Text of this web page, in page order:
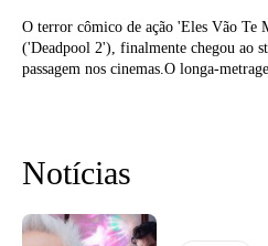
O terror cômico de ação 'Eles Vão Te
('Deadpool 2'), finalmente chegou ao
passagem nos cinemas.O longa-
Notícias